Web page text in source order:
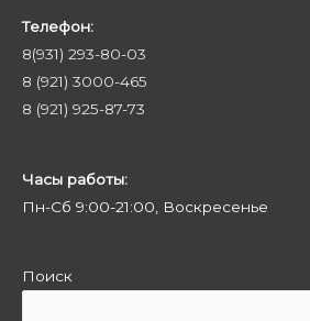
Телефон:
8(931) 293-80-03
8 (921) 3000-465
8 (921) 925-87-73
Часы работы:
Пн-Сб 9:00-21:00, Воскресенье
Поиск